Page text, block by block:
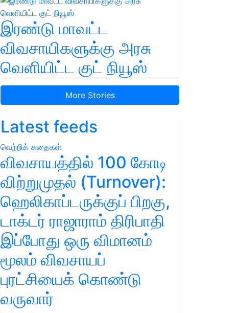
இரண்டு மாவட்ட
விவசாயிகளுக்கு அரசு
வெளியிட்ட குட் நியூஸ்
More Stories
Latest feeds
வெற்றிக் கதைகள்
விவசாயத்தில் 100 கோடி
விற்றுமுதல் (Turnover):
ஹெலிகாப்டருக்குப் பிறகு,
டாக்டர் ராஜாராம் திரிபாதி
இப்போது ஒரு விமானம்
மூலம் விவசாயப்
புரட்சியைக் கொண்டு
வருவார்